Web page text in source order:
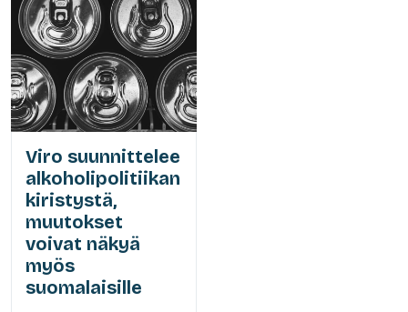
Viro suunnittelee
alkoholipolitiikan
kiristystä,
muutokset
voivat näkyä
myös
suomalaisille